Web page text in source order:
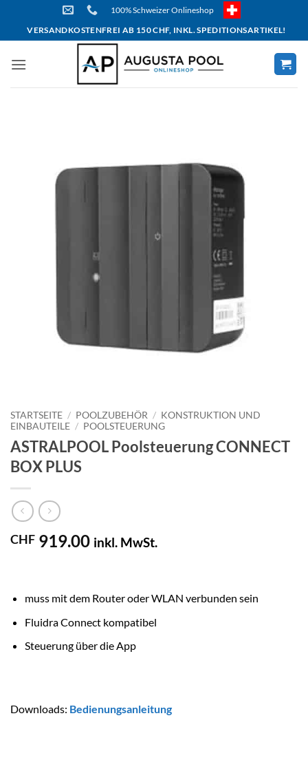
content
100% Schweizer Onlineshop
VERSANDKOSTENFREI AB 150 CHF, INKL. SPEDITIONSARTIKEL!
STARTSEITE / POOLZUBEHÖR / KONSTRUKTION UND
EINBAUTEILE / POOLSTEUERUNG
ASTRALPOOL Poolsteuerung CONNECT
BOX PLUS
CHF 919.00 inkl. MwSt.
muss mit dem Router oder WLAN verbunden sein
Fluidra Connect kompatibel
Steuerung über die App
Downloads: Bedienungsanleitung